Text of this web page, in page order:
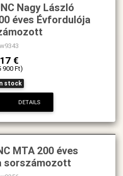
Nagy László
éves Évfordulója
w9343
17 €
900 Ft)
stock
DETAILS
MTA 200 éves
sorszámozott